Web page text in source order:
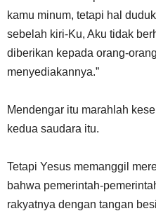
kamu minum, tetapi hal
sebelah kiri-Ku, Aku tidak
diberikan kepada orang-
menyediakannya.”
Mendengar itu marahlah
kedua saudara itu.
Tetapi Yesus memanggil
bahwa pemerintah-
rakyatnya dengan tangan